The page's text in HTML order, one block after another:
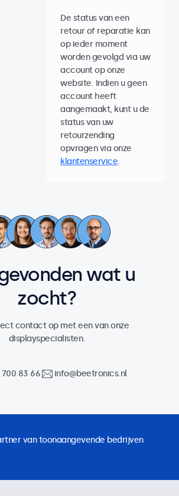
De status van een
retour of reparatie kan
op ieder moment
worden gevolgd via uw
account op onze
website. Indien u geen
account heeft
aangemaakt, kunt u de
status van uw
retourzending
opvragen via onze
klantenservice.
wat u
zocht?
contact op met een van onze
displayspecialisten.
700 83 66 info@beetronics.nl
van toonaangevende bedrijven